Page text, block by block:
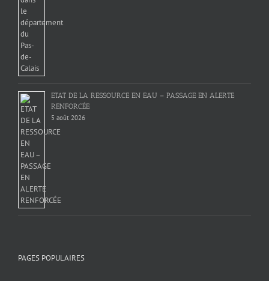
ETAT DE LA RESSOURCE EN EAU – PASSAGE EN ALERTE
RENFORCÉE
5 août 2026
PAGES POPULAIRES